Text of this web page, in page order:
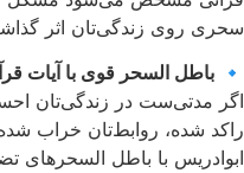
سحری روی زندگی‌تان اثر
🔹 باطل السحر قوی با آیات
اگر مدتی‌ست در زندگی‌تان
راکد شده، روابط‌تان خراب
ابوادریس با باطل السحر‌های